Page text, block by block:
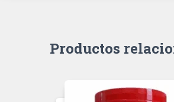
Productos